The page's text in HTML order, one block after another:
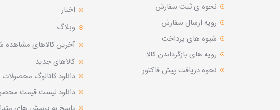
نحوه ی ثبت سفارش
رویه ارسال سفارش
شیوه های پرداخت
رویه های بازگرداندن کالا
نحوه دریافت پیش فاکتور
اخبار
وبلاگ
آخرین کالاهای مشاهده
کالاهای جدید
دانلود کاتالوگ محصولات
دانلود لیست قیمت